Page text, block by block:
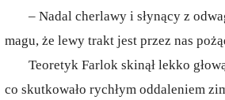
– Nadal cherlawy i słynący z
magu, że lewy trakt jest przez nas
Teoretyk Farlok skinął lekko
co skutkowało rychłym oddaleniem